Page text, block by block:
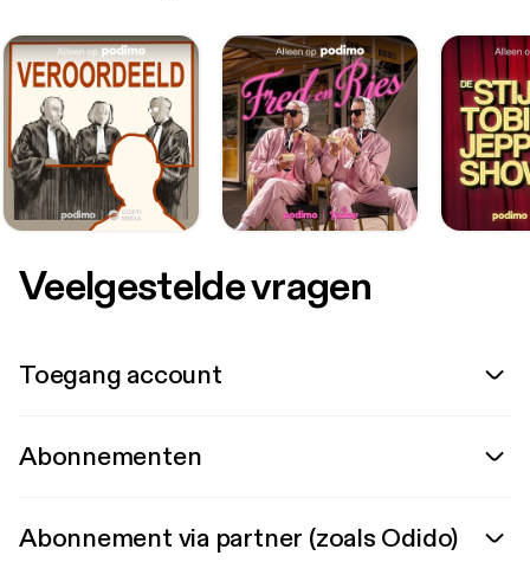
Veelgestelde vragen
Toegang account
Abonnementen
Abonnement via partner (zoals Odido)